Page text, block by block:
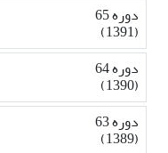
دوره 65
(1391)
دوره 64
(1390)
دوره 63
(1389)